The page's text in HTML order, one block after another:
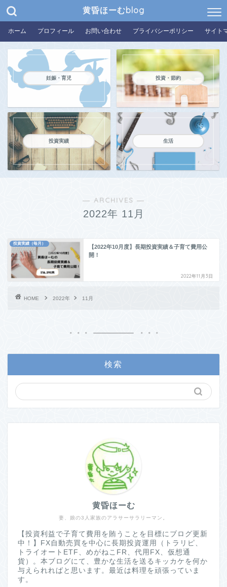
黄昏ほーむblog
ホーム プロフィール お問い合わせ プライバシーポリシー サイト
妊娠・育児 投資・節約
投資実績 生活
― ARCHIVES ―
2022年 11月
投資実績（毎月）
【2022年10月度】長期投資実績＆子育て費用公
開！
2022年11月3日
HOME 2022年 11月
検索
妻、娘の3人家族のアラサーサラリーマン。
黄昏ほーむ
【投資利益で子育て費用を賄うことを目標にブログ更新
中！】FX自動売買を中心に長期投資運用（トラリピ、
トライオートETF、めがねこFR、代用FX、仮想通
貨）。本ブログにて、豊かな生活を送るキッカケを何か
与えられればと思います。最近は料理を頑張っていま
す。